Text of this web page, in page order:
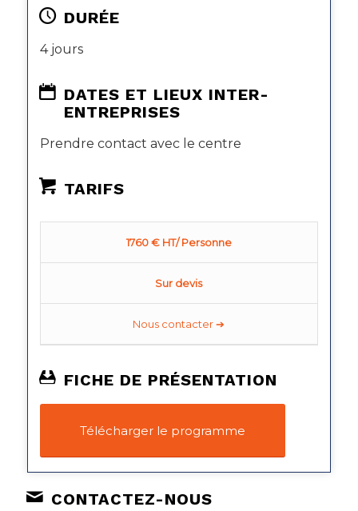
DURÉE
4 jours
DATES ET LIEUX INTER-
ENTREPRISES
Prendre contact avec le centre
TARIFS
1760 € HT/ Personne
Sur devis
Nous contacter ➔
FICHE DE PRÉSENTATION
Télécharger le programme
CONTACTEZ-NOUS